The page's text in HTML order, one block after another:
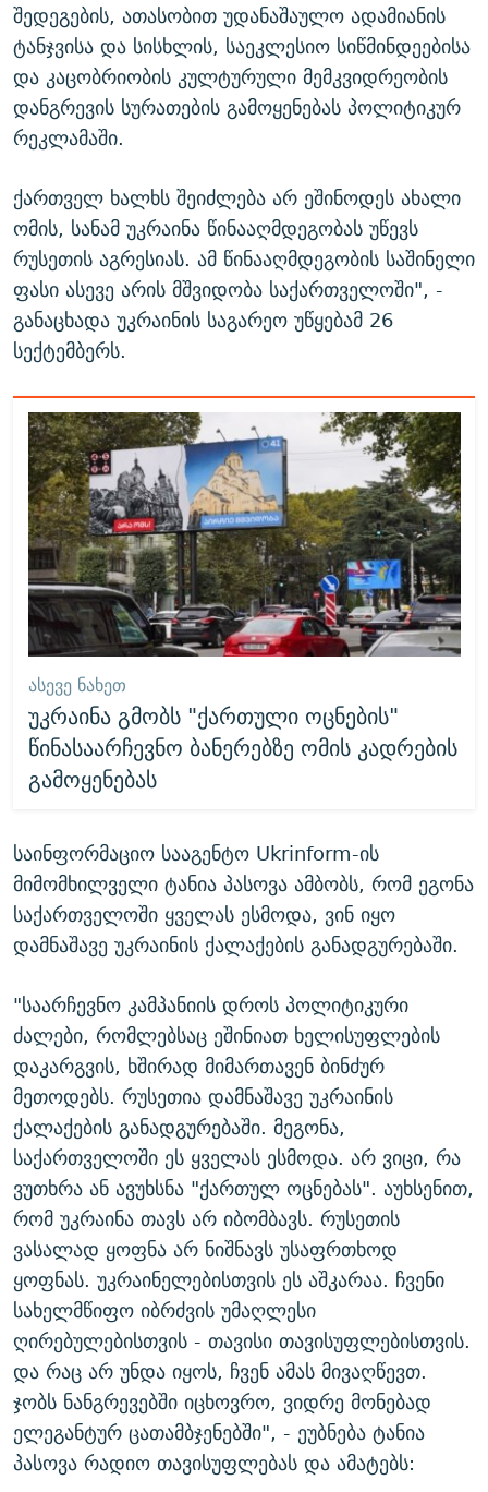
შედეგების, ათასობით უდანაშაულო ადამიანის
ტანჯვისა და სისხლის, საეკლესიო სიწმინდეებისა
და კაცობრიობის კულტურული მემკვიდრეობის
დანგრევის სურათების გამოყენებას პოლიტიკურ
რეკლამაში.
ქართველ ხალხს შეიძლება არ ეშინოდეს ახალი
ომის, სანამ უკრაინა წინააღმდეგობას უწევს
რუსეთის აგრესიას. ამ წინააღმდეგობის საშინელი
ფასი ასევე არის მშვიდობა საქართველოში", -
განაცხადა უკრაინის საგარეო უწყებამ 26
სექტემბერს.
ᲐᲡᲔᲕᲔ ᲜᲐᲮᲔᲗ
უკრაინა გმობს "ქართული ოცნების"
წინასაარჩევნო ბანერებზე ომის კადრების
გამოყენებას
საინფორმაციო სააგენტო Ukrinform-ის
მიმომხილველი ტანია პასოვა ამბობს, რომ ეგონა
საქართველოში ყველას ესმოდა, ვინ იყო
დამნაშავე უკრაინის ქალაქების განადგურებაში.
"საარჩევნო კამპანიის დროს პოლიტიკური
ძალები, რომლებსაც ეშინიათ ხელისუფლების
დაკარგვის, ხშირად მიმართავენ ბინძურ
მეთოდებს. რუსეთია დამნაშავე უკრაინის
ქალაქების განადგურებაში. მეგონა,
საქართველოში ეს ყველას ესმოდა. არ ვიცი, რა
ვუთხრა ან ავუხსნა "ქართულ ოცნებას". აუხსენით,
რომ უკრაინა თავს არ იბომბავს. რუსეთის
ვასალად ყოფნა არ ნიშნავს უსაფრთხოდ
ყოფნას. უკრაინელებისთვის ეს აშკარაა. ჩვენი
სახელმწიფო იბრძვის უმაღლესი
ღირებულებისთვის - თავისი თავისუფლებისთვის.
და რაც არ უნდა იყოს, ჩვენ ამას მივაღწევთ.
ჯობს ნანგრევებში იცხოვრო, ვიდრე მონებად
ელეგანტურ ცათამბჯენებში", - ეუბნება ტანია
პასოვა რადიო თავისუფლებას და ამატებს: